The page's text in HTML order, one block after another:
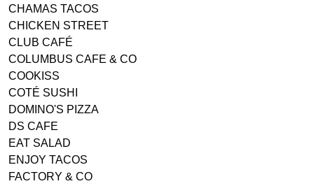
CHAMAS TACOS
CHICKEN STREET
CLUB CAFÉ
COLUMBUS CAFE & CO
COOKISS
COTÉ SUSHI
DOMINO'S PIZZA
DS CAFE
EAT SALAD
ENJOY TACOS
FACTORY & CO